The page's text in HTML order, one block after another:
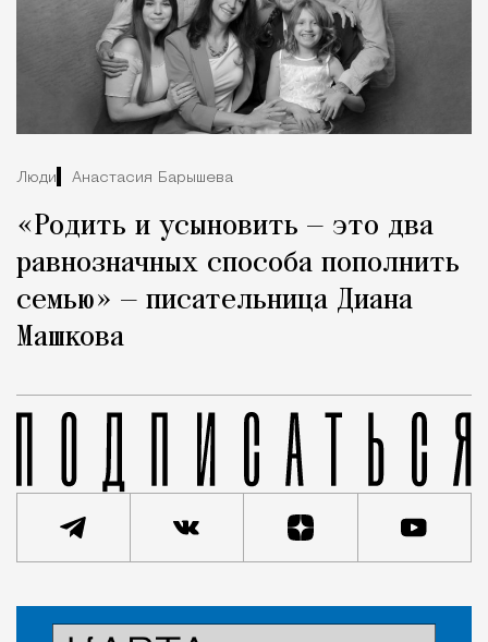
Люди Анастасия Барышева
«Родить и усыновить — это два
равнозначных способа пополнить
семью» — писательница Диана
Машкова